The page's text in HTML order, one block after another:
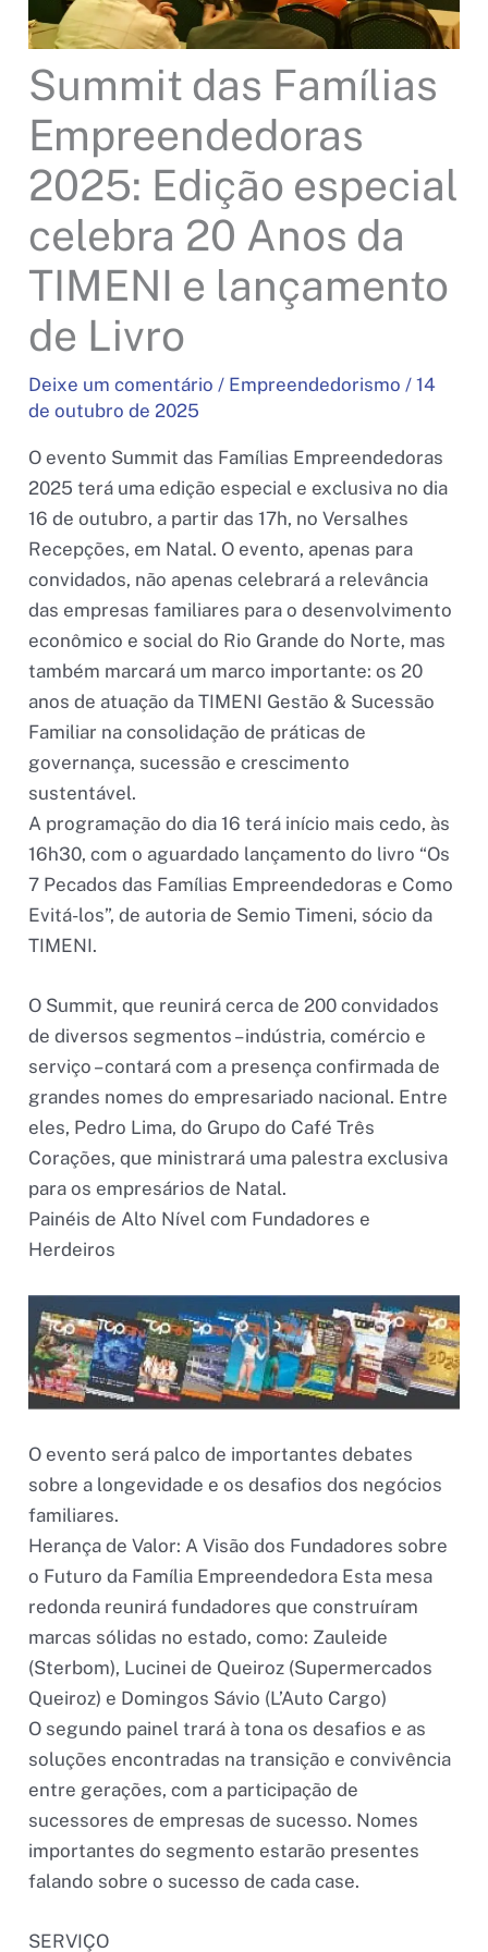
Summit das Famílias
Empreendedoras
2025: Edição especial
celebra 20 Anos da
TIMENI e lançamento
de Livro
Deixe um comentário / Empreendedorismo /14
de outubro de 2025
O evento Summit das Famílias Empreendedoras
2025 terá uma edição especial e exclusiva no dia
16 de outubro, a partir das 17h, no Versalhes
Recepções, em Natal. O evento, apenas para
convidados, não apenas celebrará a relevância
das empresas familiares para o desenvolvimento
econômico e social do Rio Grande do Norte, mas
também marcará um marco importante: os 20
anos de atuação da TIMENI Gestão & Sucessão
Familiar na consolidação de práticas de
governança, sucessão e crescimento
sustentável.
A programação do dia 16 terá início mais cedo, às
16h30, com o aguardado lançamento do livro “Os
7 Pecados das Famílias Empreendedoras e Como
Evitá-los”, de autoria de Semio Timeni, sócio da
TIMENI.
O Summit, que reunirá cerca de 200 convidados
de diversos segmentos – indústria, comércio e
serviço – contará com a presença confirmada de
grandes nomes do empresariado nacional. Entre
eles, Pedro Lima, do Grupo do Café Três
Corações, que ministrará uma palestra exclusiva
para os empresários de Natal.
Painéis de Alto Nível com Fundadores e
Herdeiros
O evento será palco de importantes debates
sobre a longevidade e os desafios dos negócios
familiares.
Herança de Valor: A Visão dos Fundadores sobre
o Futuro da Família Empreendedora Esta mesa
redonda reunirá fundadores que construíram
marcas sólidas no estado, como: Zauleide
(Sterbom), Lucinei de Queiroz (Supermercados
Queiroz) e Domingos Sávio (L’Auto Cargo)
O segundo painel trará à tona os desafios e as
soluções encontradas na transição e convivência
entre gerações, com a participação de
sucessores de empresas de sucesso. Nomes
importantes do segmento estarão presentes
falando sobre o sucesso de cada case.
SERVIÇO